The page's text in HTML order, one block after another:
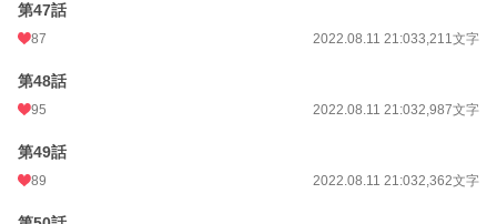
第47話
87 2022.08.11 21:033,211文字
第48話
95 2022.08.11 21:032,987文字
第49話
89 2022.08.11 21:032,362文字